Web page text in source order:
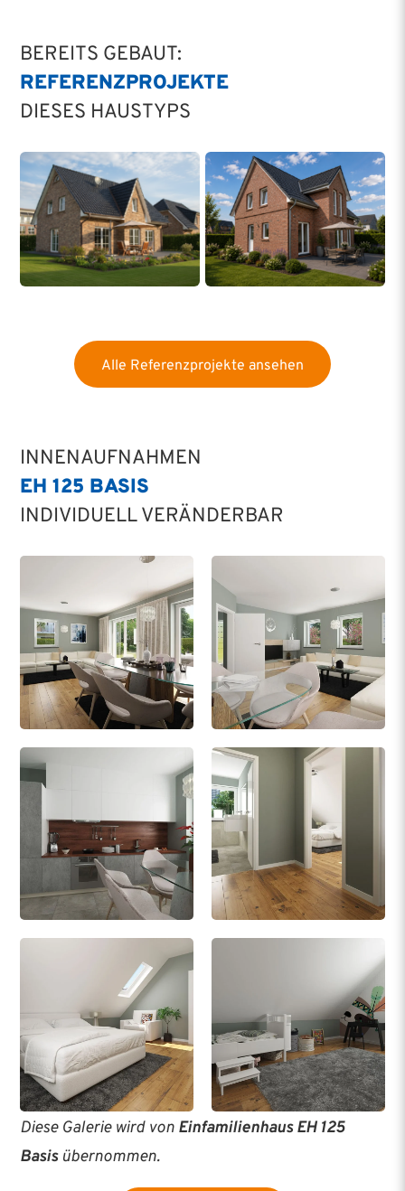
BEREITS GEBAUT:
REFERENZ­PROJEKTE
DIESES HAUSTYPS
Alle Referenzprojekte ansehen
INNENAUFNAHMEN
EH 125 BASIS
INDIVIDUELL VERÄNDERBAR
Diese Galerie wird vonEinfamilienhaus EH 125
Basisübernommen.